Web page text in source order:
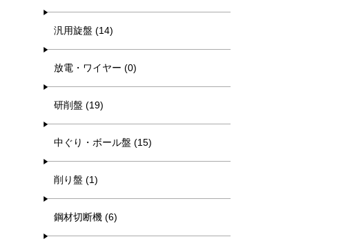
汎用旋盤 (14)
放電・ワイヤー (0)
研削盤 (19)
中ぐり・ボール盤 (15)
削り盤 (1)
鋼材切断機 (6)